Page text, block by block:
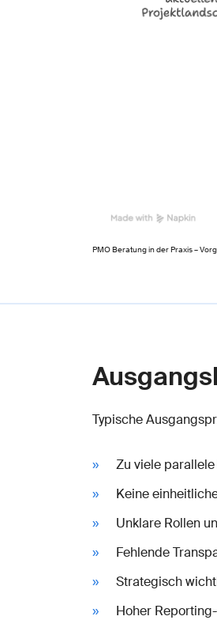
PMO Beratung in der Praxis –
Typische
Zu viele
Keine
Unklare Rollen
Fehlende
Strategisch
Hoher